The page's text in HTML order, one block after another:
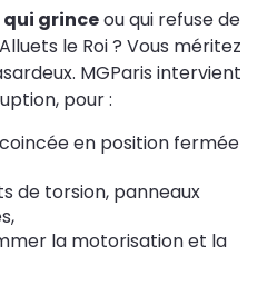
grinceou qui refuse de
le Roi ? Vous méritez
MGParis intervient
pour :
en position fermée
de torsion, panneaux
la motorisation et la